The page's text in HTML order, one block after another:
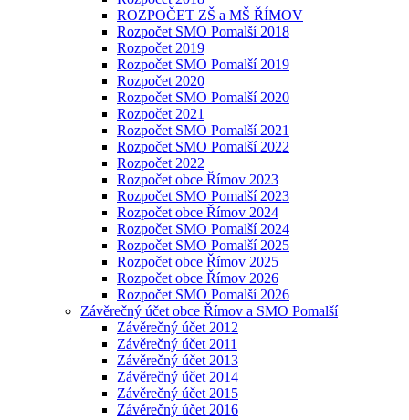
ROZPOČET ZŠ a MŠ ŘÍMOV
Rozpočet SMO Pomalší 2018
Rozpočet 2019
Rozpočet SMO Pomalší 2019
Rozpočet 2020
Rozpočet SMO Pomalší 2020
Rozpočet 2021
Rozpočet SMO Pomalší 2021
Rozpočet SMO Pomalší 2022
Rozpočet 2022
Rozpočet obce Římov 2023
Rozpočet SMO Pomalší 2023
Rozpočet obce Římov 2024
Rozpočet SMO Pomalší 2024
Rozpočet SMO Pomalší 2025
Rozpočet obce Římov 2025
Rozpočet obce Římov 2026
Rozpočet SMO Pomalší 2026
Závěrečný účet obce Římov a SMO Pomalší
Závěrečný účet 2012
Závěrečný účet 2011
Závěrečný účet 2013
Závěrečný účet 2014
Závěrečný účet 2015
Závěrečný účet 2016